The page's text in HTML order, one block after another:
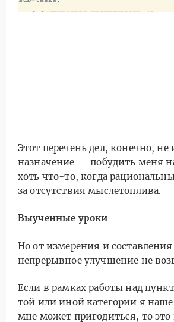
Этот перечень дел, конечно, не
назначение -- побудить меня
хоть что-то, когда
за отсутствия мыслетоплива.
Выученные уроки
Но от измерения и составления
непрерывное улучшение не
Если в рамках работы над
той или иной категории я
мне может пригодиться, то это